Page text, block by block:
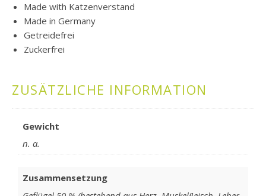
Made with Katzenverstand
Made in Germany
Getreidefrei
Zuckerfrei
ZUSÄTZLICHE INFORMATION
Gewicht
n. a.
Zusammensetzung